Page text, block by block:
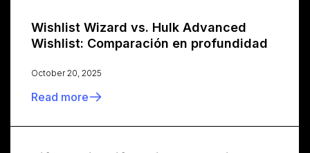
Wishlist Wizard vs. Hulk Advanced
Wishlist: Comparación en profundidad
October 20, 2025
Read more